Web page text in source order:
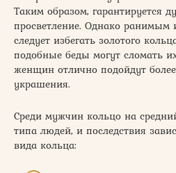
Таким образом, гарантируется
просветление. Однако
следует избегать золотого
подобные беды могут сломать
женщин отлично подойдут
украшения.
Среди мужчин кольцо на
типа людей, и последствия
вида кольца: